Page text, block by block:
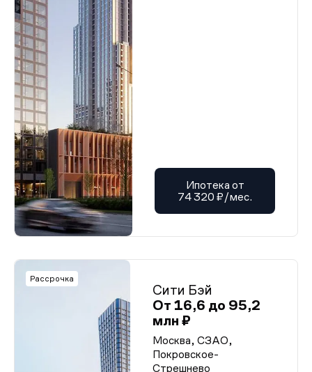
Ипотека от
74 320 ₽/мес.
Рассрочка
Сити Бэй
От 16,6 до 95,2
млн ₽
Москва, СЗАО,
Покровское-
Стрешнево